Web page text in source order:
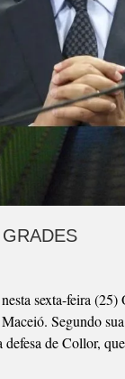
sexta-feira
Segundo
de Collor,